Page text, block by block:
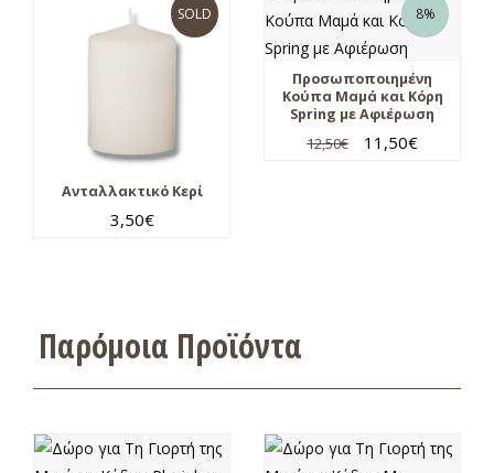
SOLD
Ανταλλακτικό Κερί
3,50€
8%
Προσωποποιημένη
Κούπα Μαμά και Κόρη
Spring με Αφιέρωση
12,50€ 11,50€
Παρόμοια Προϊόντα